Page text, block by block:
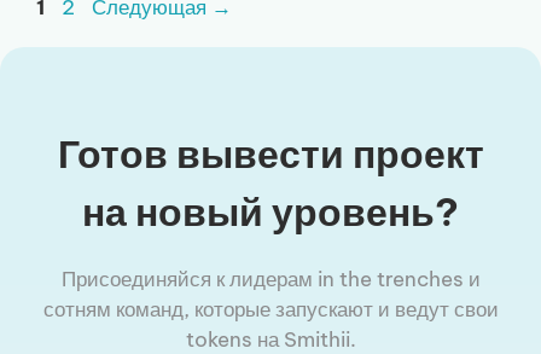
Страница
1 Страница
2 Следующая →
Готов вывести проект
на новый уровень?
Присоединяйся к лидерам in the trenches и
сотням команд, которые запускают и ведут свои
tokens на Smithii.